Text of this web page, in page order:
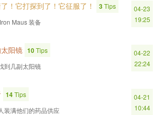
！它打探到了！它征服了！ 3Tips
Maus 装备
04-23
19:25
阳镜 10Tips
到几副太阳镜
04-22
22:24
14Tips
装满他们的药品供应
04-21
10:44